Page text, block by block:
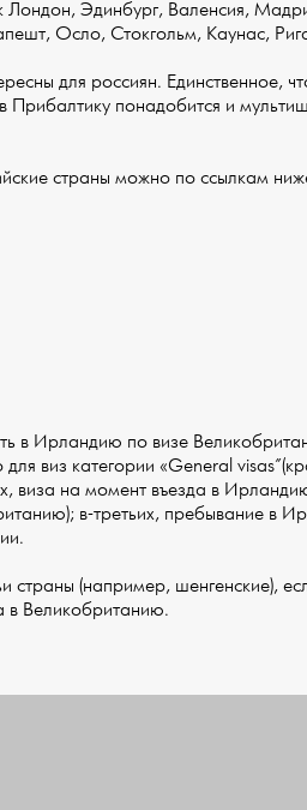
Лондон, Эдинбург, Валенсия,
Осло, Стокгольм, Каунас,
для россиян. Единственное,
Прибалтику понадобится и
страны можно по ссылкам
в Ирландию по визе
виз категории «General
виза на момент въезда в
в-третьих, пребывание в
страны (например, шенгенские),
в Великобританию.